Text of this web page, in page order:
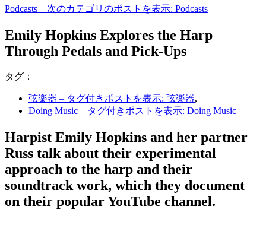
Podcasts – 次のカテゴリのポストを表示: Podcasts
Emily Hopkins Explores the Harp
Through Pedals and Pick-Ups
タグ：
弦楽器 – タグ付きポストを表示: 弦楽器,
Doing Music – タグ付きポストを表示: Doing Music
Harpist Emily Hopkins and her partner
Russ talk about their experimental
approach to the harp and their
soundtrack work, which they document
on their popular YouTube channel.